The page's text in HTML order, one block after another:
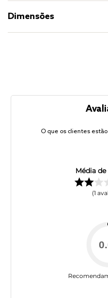
Dimensões
O que os clientes
Média
1